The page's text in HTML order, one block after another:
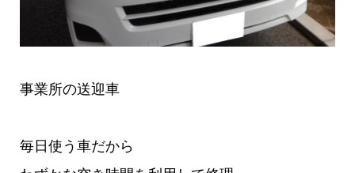
事業所の送迎車
毎日使う車だから